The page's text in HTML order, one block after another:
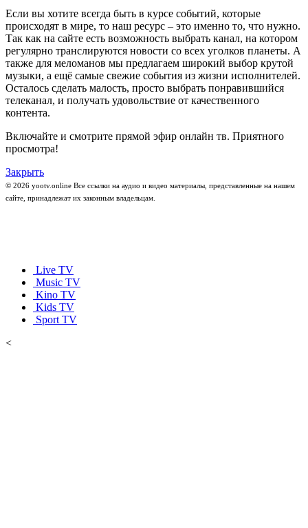
Если вы хотите всегда быть в курсе событий, которые
происходят в мире, то наш ресурс – это именно то, что нужно.
Так как на сайте есть возможность выбрать канал, на котором
регулярно транслируются новости со всех уголков планеты. А
также для меломанов мы предлагаем широкий выбор крутой
музыки, а ещё самые свежие события из жизни исполнителей.
Осталось сделать малость, просто выбрать понравившийся
телеканал, и получать удовольствие от качественного
контента.
Включайте и смотрите прямой эфир онлайн тв. Приятного
просмотра!
Закрыть
© 2026 yootv.online Все ссылки на аудио и видео материалы, представленные на нашем
сайте, принадлежат их законным владельцам.
Live TV
Music TV
Kino TV
Kids TV
Sport TV
<